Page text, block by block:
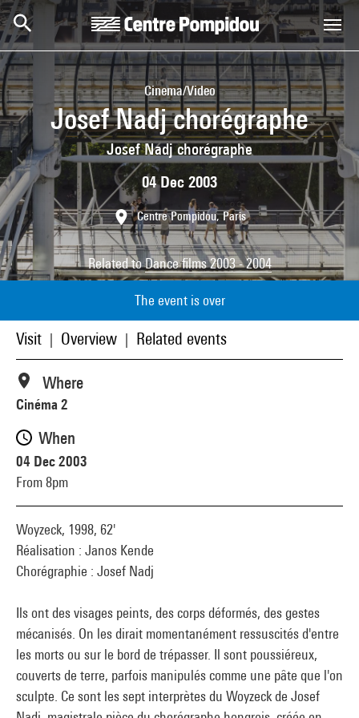
Skip to main content
Centre Pompidou
Cinema/Video
Josef Nadj chorégraphe
Josef Nadj chorégraphe
04 Dec 2003
Centre Pompidou, Paris
Related toDance films 2003 - 2004
The event is over
Visit Overview Related events
Woyzeck, 1998, 62'
Réalisation : Janos Kende
Chorégraphie : Josef Nadj
Ils ont des visages peints, des corps déformés, des gestes
mécanisés. On les dirait momentanément ressuscités d'entre
les morts ou sur le bord de trépasser. Il sont poussiéreux,
couverts de terre, parfois manipulés comme une pâte que l'on
sculpte. Ce sont les sept interprètes du Woyzeck de Josef
Where
Cinéma 2
When
04 Dec 2003
From 8pm